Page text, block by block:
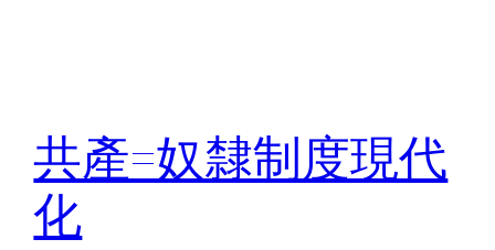
共產=奴隸制度現代
化